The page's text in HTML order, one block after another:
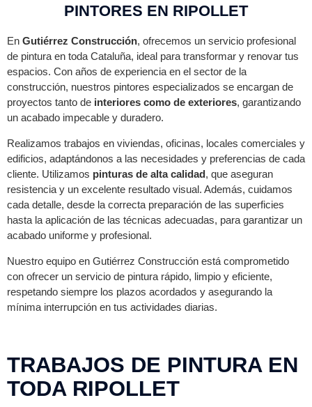
PINTORES EN RIPOLLET
En Gutiérrez Construcción, ofrecemos un servicio profesional
de pintura en toda Cataluña, ideal para transformar y renovar tus
espacios. Con años de experiencia en el sector de la
construcción, nuestros pintores especializados se encargan de
proyectos tanto de interiores como de exteriores, garantizando
un acabado impecable y duradero.
Realizamos trabajos en viviendas, oficinas, locales comerciales y
edificios, adaptándonos a las necesidades y preferencias de cada
cliente. Utilizamos pinturas de alta calidad, que aseguran
resistencia y un excelente resultado visual. Además, cuidamos
cada detalle, desde la correcta preparación de las superficies
hasta la aplicación de las técnicas adecuadas, para garantizar un
acabado uniforme y profesional.
Nuestro equipo en Gutiérrez Construcción está comprometido
con ofrecer un servicio de pintura rápido, limpio y eficiente,
respetando siempre los plazos acordados y asegurando la
mínima interrupción en tus actividades diarias.
TRABAJOS DE PINTURA EN
TODA RIPOLLET